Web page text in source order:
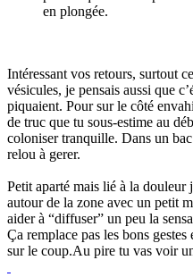
en plongée.
Intéressant vos retours, surtout
vésicules, je pensais aussi que
piquaient. Pour sur le côté
de truc que tu sous-estime au
coloniser tranquille. Dans un
relou à gerer.
Petit aparté mais lié à la douleur
autour de la zone avec un petit
aider à “diffuser” un peu la
Ça remplace pas les bons
sur le coup.Au pire tu vas voir